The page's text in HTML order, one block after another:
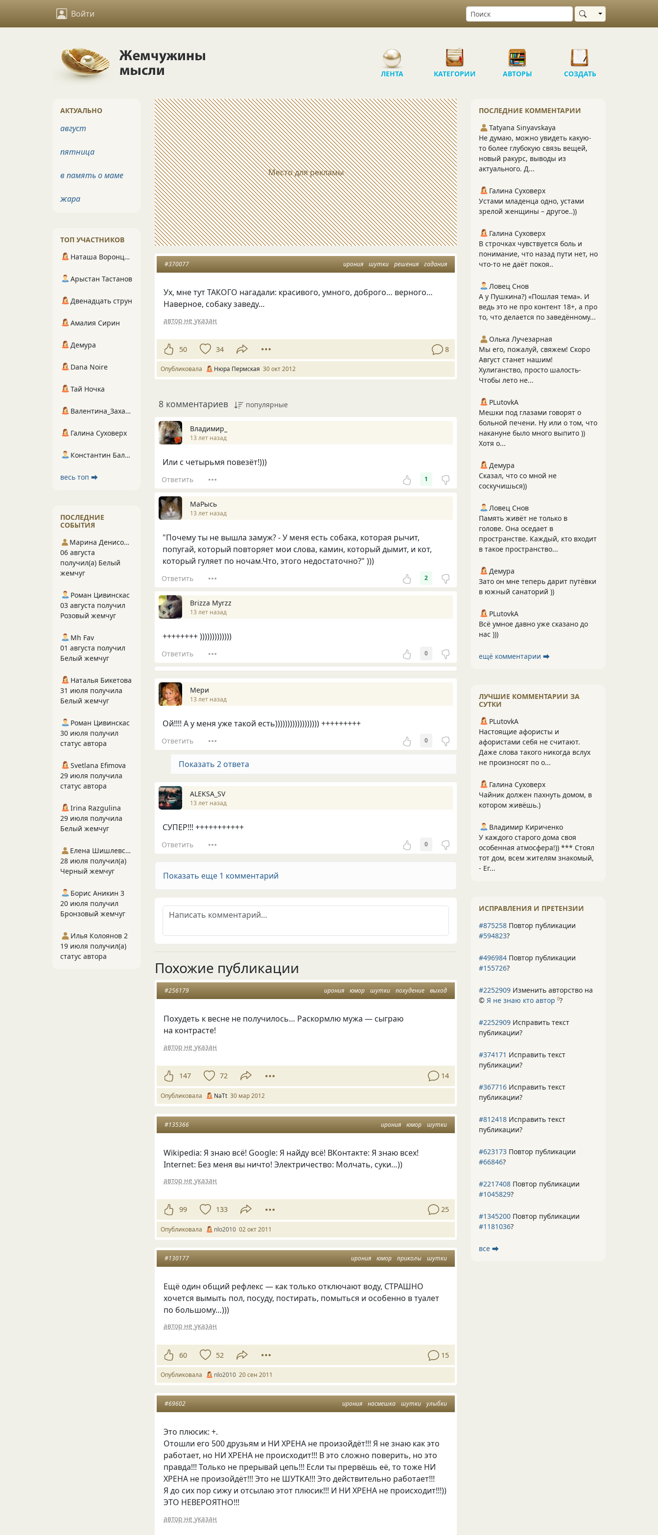
Войти Выбрать область
ЛЕНТА КАТЕГОРИИ АВТОРЫ СОЗДАТЬ
Место для рекламы
ирония шутки решения гадания
#370077
Ух, мне тут ТАКОГО нагадали: красивого, умного, доброго… верного…
Наверное, собаку заведу…
автор не указан
50 34 8
Опубликовала Нюра Пермская 30 окт 2012
8 комментариев популярные
Владимир_
13 лет назад
Или с четырьмя повезёт!)))
Ответить 1
МаРысь
13 лет назад
"Почему ты не вышла замуж? - У меня есть собака, которая рычит,
попугай, который повторяет мои слова, камин, который дымит, и кот,
который гуляет по ночам.Что, этого недостаточно?" )))
Ответить 2
Brizza Myrzz
13 лет назад
++++++++ )))))))))))))
Ответить 0
Мери
13 лет назад
Ой!!!! А у меня уже такой есть)))))))))))))))))) +++++++++
Ответить 0
Показать 2 ответа
ALEKSA_SV
13 лет назад
СУПЕР!!! +++++++++++
Ответить 0
Показать еще 1 комментарий
Похожие публикации
ирония юмор шутки похудение выход
#256179
Похудеть к весне не получилось… Раскормлю мужа — сыграю
на контрасте!
автор не указан
147 72 14
Опубликовала NaTt 30 мар 2012
ирония юмор шутки
#135366
Wikipedia: Я знаю всё! Google: Я найду всё! ВКонтакте: Я знаю всех!
Internet: Без меня вы ничто! Электричество: Молчать, суки…))
автор не указан
99 133 25
Опубликовала nlo2010 02 окт 2011
ирония юмор приколы шутки
#130177
Ещё один общий рефлекс — как только отключают воду, СТРАШНО
хочется вымыть пол, посуду, постирать, помыться и особенно в туалет
по большому…)))
автор не указан
60 52 15
Опубликовала nlo2010 20 сен 2011
ирония насмешка шутки улыбки
#69602
Это плюсик: +.
Отошли его 500 друзьям и НИ ХРЕНА не произойдёт!!! Я не знаю как это
работает, но НИ ХРЕНА не происходит!!! В это сложно поверить, но это
правда!!! Только не прерывай цепь!!! Если ты прервёшь её, то тоже НИ
ХРЕНА не произойдёт!!! Это не ШУТКА!!! Это действительно работает!!!
Я до сих пор сижу и отсылаю этот плюсик!!! И НИ ХРЕНА не происходит!!!))
ЭТО НЕВЕРОЯТНО!!!
автор не указан
ПОСЛЕДНИЕ КОММЕНТАРИИ
Tatyana Sinyavskaya
Не думаю, можно увидеть какую-
то более глубокую связь вещей,
новый ракурс, выводы из
актуального. Д...
Галина Суховерх
Устами младенца одно, устами
зрелой женщины – другое..))
Галина Суховерх
В строчках чувствуется боль и
понимание, что назад пути нет, но
что-то не даёт покоя..
Ловец Снов
А у Пушкина?) «Пошлая тема». И
ведь это не про контент 18+, а про
то, что делается по заведённому...
Олька Лучезарная
Мы его, пожалуй, свяжем! Скоро
Август станет нашим!
Хулиганство, просто шалость-
Чтобы лето не...
PLutоvkА
Мешки под глазами говорят о
больной печени. Ну или о том, что
накануне было много выпито ))
Хотя о...
Демура
Сказал, что со мной не
соскучишься))
Ловец Снов
Память живёт не только в
голове. Она оседает в
пространстве. Каждый, кто входит
в такое пространство...
Демура
Зато он мне теперь дарит путёвки
в южный санаторий ))
PLutоvkА
Всё умное давно уже сказано до
нас )))
ещё комментарии ⮕
ЛУЧШИЕ КОММЕНТАРИИ ЗА
СУТКИ
PLutоvkА
Настоящие афористы и
афористами себя не считают.
Даже слова такого никогда вслух
не произносят по о...
Галина Суховерх
Чайник должен пахнуть домом, в
котором живёшь.)
Владимир Кириченко
У каждого старого дома своя
особенная атмосфера!)) *** Стоял
тот дом, всем жителям знакомый,
- Ег...
ИСПРАВЛЕНИЯ И ПРЕТЕНЗИИ
#875258 Повтор публикации
#594823?
#496984 Повтор публикации
#155726?
#2252909 Изменить авторство на
© Я не знаю кто автор 0?
#2252909 Исправить текст
публикации?
#374171 Исправить текст
публикации?
#367716 Исправить текст
публикации?
#812418 Исправить текст
публикации?
#623173 Повтор публикации
#66846?
#2217408 Повтор публикации
#1045829?
#1345200 Повтор публикации
#1181036?
все ⮕
АКТУАЛЬНО
август
пятница
в память о маме
жара
ТОП УЧАСТНИКОВ
Наташа Воронцова
Арыстан Тастанов
Двенадцать струн
Амалия Сирин
Демура
Dana Noire
Тай Ночка
Валентина_Захарова
Галина Суховерх
Константин Балухта
весь топ ⮕
ПОСЛЕДНИЕ
СОБЫТИЯ
Марина Денисова 5
06 августа
получил(а) Белый
жемчуг
Роман Цивинскас
03 августа получил
Розовый жемчуг
Mh Fav
01 августа получил
Белый жемчуг
Наталья Бикетова
31 июля получила
Белый жемчуг
Роман Цивинскас
30 июля получил
статус автора
Svetlana Efimova
29 июля получила
статус автора
Irina Razgulina
29 июля получила
Белый жемчуг
Елена Шишлевская
28 июля получил(а)
Черный жемчуг
Борис Аникин 3
20 июля получил
Бронзовый жемчуг
Илья Колоянов 2
19 июля получил(а)
статус автора